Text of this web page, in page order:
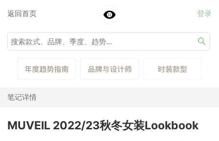
返回首页 登录
笔记详情
MUVEIL 2022/23秋冬女装Lookbook